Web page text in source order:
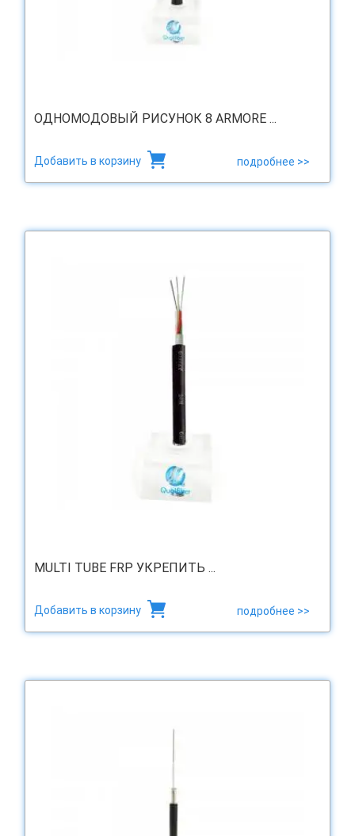
ОДНОМОДОВЫЙ РИСУНОК 8 ARMORE ...
Добавить в корзину подробнее >>
MULTI TUBE FRP УКРЕПИТЬ ...
Добавить в корзину подробнее >>